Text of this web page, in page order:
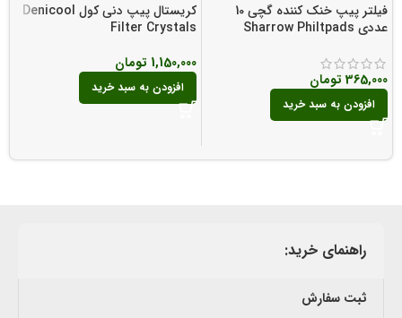
فیلتر پیپ خنک کننده گچی 10
عددی Sharrow Philtpads
365,000 تومان
افزودن به سبد خرید
کریستال پیپ دنی کول Denicool
Filter Crystals
1,150,000 تومان
افزودن به سبد خرید
راهنمای خرید:
ثبت سفارش